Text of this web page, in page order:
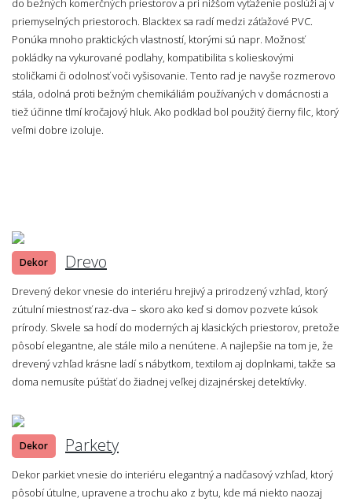
priemyselných priestoroch. Blacktex sa radí medzi záťažové PVC.
Ponúka mnoho praktických vlastností, ktorými sú napr. Možnosť
pokládky na vykurované podlahy, kompatibilita s kolieskovými
stoličkami či odolnosť voči vyšisovanie. Tento rad je navyše rozmerovo
stála, odolná proti bežným chemikáliám používaných v domácnosti a
tiež účinne tlmí kročajový hluk. Ako podklad bol použitý čierny filc, ktorý
veľmi dobre izoluje.
Dekor Drevo
Drevený dekor vnesie do interiéru hrejivý a prirodzený vzhľad, ktorý
zútulní miestnosť raz-dva – skoro ako keď si domov pozvete kúsok
prírody. Skvele sa hodí do moderných aj klasických priestorov, pretože
pôsobí elegantne, ale stále milo a nenútene. A najlepšie na tom je, že
drevený vzhľad krásne ladí s nábytkom, textilom aj doplnkami, takže sa
doma nemusíte púšťať do žiadnej veľkej dizajnérskej detektívky.
Dekor Parkety
Dekor parkiet vnesie do interiéru elegantný a nadčasový vzhľad, ktorý
pôsobí útulne, upravene a trochu ako z bytu, kde má niekto naozaj